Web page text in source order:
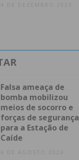
4 DE DEZEMBRO 2023
Falsa ameaça de
bomba mobilizou
meios de socorro e
forças de segurança
para a Estação de
Caíde
6 DE AGOSTO 2026